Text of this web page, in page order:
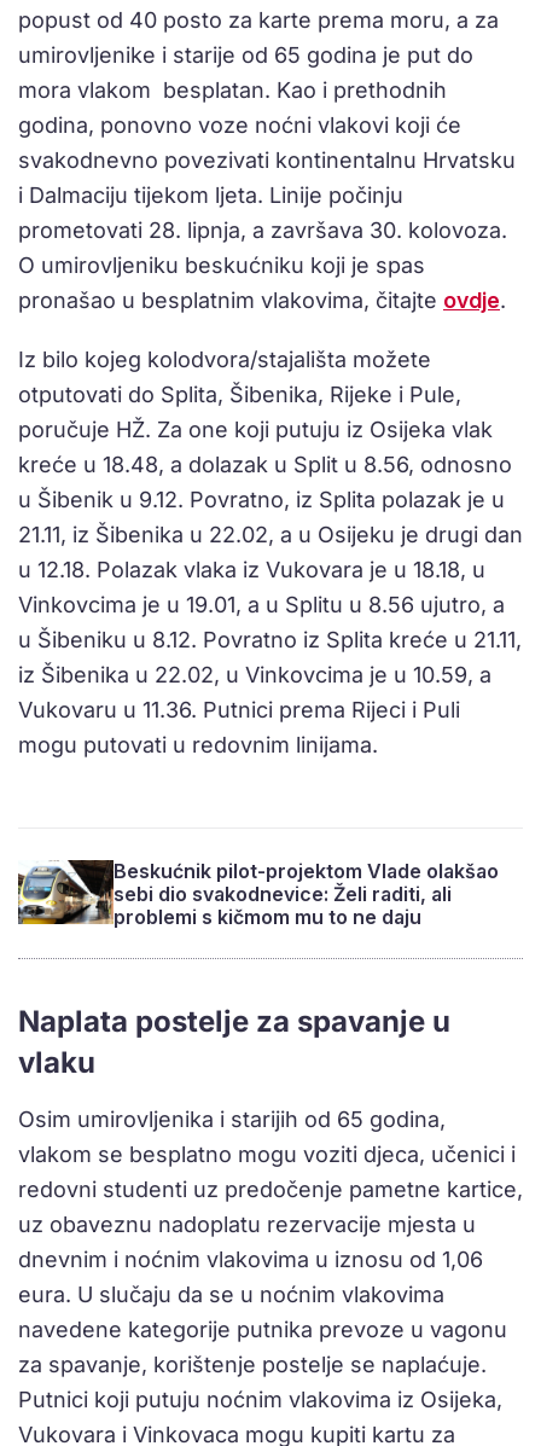
popust od 40 posto za karte prema moru, a za
umirovljenike i starije od 65 godina je put do
mora vlakom besplatan. Kao i prethodnih
godina, ponovno voze noćni vlakovi koji će
svakodnevno povezivati kontinentalnu Hrvatsku
i Dalmaciju tijekom ljeta. Linije počinju
prometovati 28. lipnja, a završava 30. kolovoza.
O umirovljeniku beskućniku koji je spas
pronašao u besplatnim vlakovima, čitajte ovdje.
Iz bilo kojeg kolodvora/stajališta možete
otputovati do Splita, Šibenika, Rijeke i Pule,
poručuje HŽ. Za one koji putuju iz Osijeka vlak
kreće u 18.48, a dolazak u Split u 8.56, odnosno
u Šibenik u 9.12. Povratno, iz Splita polazak je u
21.11, iz Šibenika u 22.02, a u Osijeku je drugi dan
u 12.18. Polazak vlaka iz Vukovara je u 18.18, u
Vinkovcima je u 19.01, a u Splitu u 8.56 ujutro, a
u Šibeniku u 8.12. Povratno iz Splita kreće u 21.11,
iz Šibenika u 22.02, u Vinkovcima je u 10.59, a
Vukovaru u 11.36. Putnici prema Rijeci i Puli
mogu putovati u redovnim linijama.
Beskućnik pilot-projektom Vlade olakšao
sebi dio svakodnevice: Želi raditi, ali
problemi s kičmom mu to ne daju
Naplata postelje za spavanje u
vlaku
Osim umirovljenika i starijih od 65 godina,
vlakom se besplatno mogu voziti djeca, učenici i
redovni studenti uz predočenje pametne kartice,
uz obaveznu nadoplatu rezervacije mjesta u
dnevnim i noćnim vlakovima u iznosu od 1,06
eura. U slučaju da se u noćnim vlakovima
navedene kategorije putnika prevoze u vagonu
za spavanje, korištenje postelje se naplaćuje.
Putnici koji putuju noćnim vlakovima iz Osijeka,
Vukovara i Vinkovaca mogu kupiti kartu za